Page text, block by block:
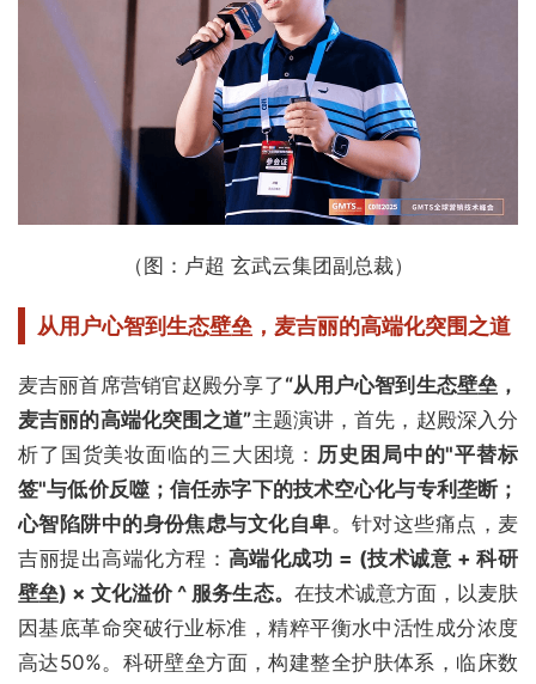
（图：卢超 玄武云集团副总裁）
从用户心智到生态壁垒， 麦吉丽的高端化突围之道
麦吉丽首席营销官赵殿分享了“从用户心智到生态壁垒，
麦吉丽的高端化突围之道”主题演讲，首先，赵殿深入分
析了国货美妆面临的三大困境： 历史困局中的"平替标
签"与低价反噬；信任赤字下的技术空心化与专利垄断；
心智陷阱中的身份焦虑与文化自卑。针对这些痛点，麦
吉丽提出高端化方程： 高端化成功 = (技术诚意 + 科研
壁垒) × 文化溢价 ^ 服务生态。 在技术诚意方面，以麦肤
因基底革命突破行业标准，精粹平衡水中活性成分浓度
高达50%。科研壁垒方面，构建整全护肤体系，临床数